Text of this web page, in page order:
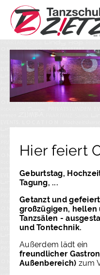
Hier feiert
Geburtstag,
Tagung, ...
Getanzt und
großzügigen,
Tanzsälen -
und Tontechnik.
Außerdem lädt ein
freundlicher
Außenbereich) zum